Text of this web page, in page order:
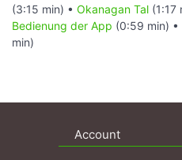
(3:15 min) • Okanagan Tal (1:17
Bedienung der App (0:59 min) •
min)
Account